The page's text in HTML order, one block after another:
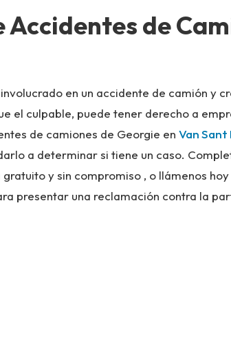
Accidentes de
en un accidente de camión y
el culpable, puede tener derecho a
de camiones de Georgie en Van Sant
a determinar si tiene un caso.
gratuito y sin compromiso , o llámenos hoy
presentar una reclamación contra la